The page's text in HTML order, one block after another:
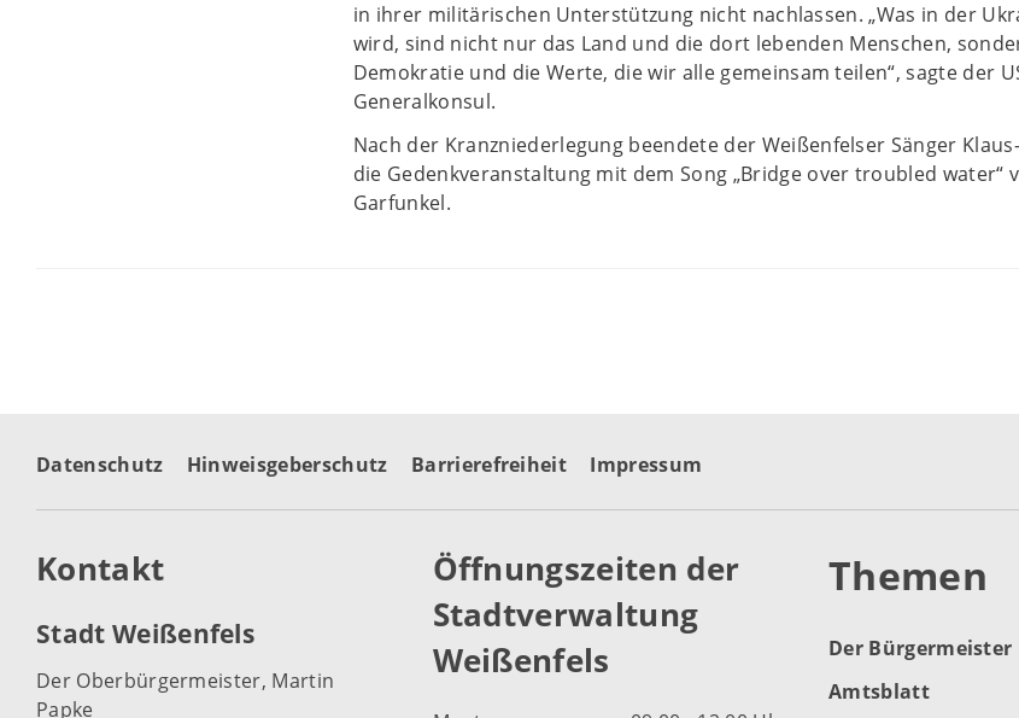
in ihrer militärischen Unterstützung nicht nachlassen. „Was in der
wird, sind nicht nur das Land und die dort lebenden Menschen,
Demokratie und die Werte, die wir alle gemeinsam teilen“, sagte der
Generalkonsul.
Nach der Kranzniederlegung beendete der Weißenfelser Sänger
die Gedenkveranstaltung mit dem Song „Bridge over troubled water“
Garfunkel.
Datenschutz Hinweisgeberschutz Barrierefreiheit Impressum
Kontakt
Stadt Weißenfels
Der Oberbürgermeister, Martin
Papke
Öffnungszeiten der
Stadtverwaltung
Weißenfels
Themen
Der Bürgermeister
Amtsblatt